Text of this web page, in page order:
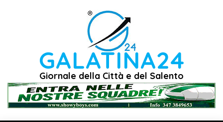
GALATINA24
Giornale della Città e del Salento